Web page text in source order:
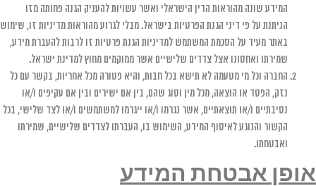
המידע שונה מהוראות הדין הישראלי ואשר עשויות להעניק הגנה פחותה מזו
הניתנת על פי דיני הגנת הפרטיות בישראל. מבלי לגרוע מהוראות מדיניות זו, שימוש
באתר מעיד על הסכמת המשתמש למדיניות הגנת פרטיות זו לרבות להעברת מידע,
שמירתו ואחסונו אצל צדדים שלישיים אשר ממוקמים מחוץ למדינת ישראל.
החברה וכל מי מטעמה לא תישא בכל חבות, והיא פטורה מכל אחריות, בקשר עם כל
נזק, הפסד או הוצאה, מכל מין וסוג שהם, בין אם ישירים ובין אם עקיפים ו/או
נסיבתיים ו/או תוצאתיים, אשר נגרמו ו/או ייגרמו למשתמשים ו/או לצד שלישי, בכל
הקשור והנוגע לאיסוף המידע, השימוש בו, העברתו לצדדים שלישיים, שמירתו
ואבטחתו.
אופן אבטחת המידע